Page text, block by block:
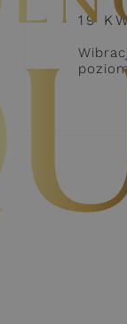
19